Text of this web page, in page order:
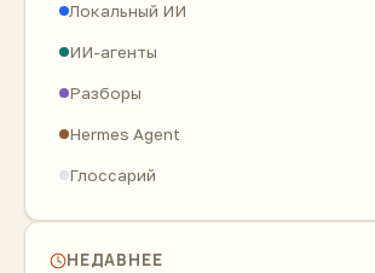
Локальный ИИ
ИИ-агенты
Разборы
Hermes Agent
Глоссарий
НЕДАВНЕЕ